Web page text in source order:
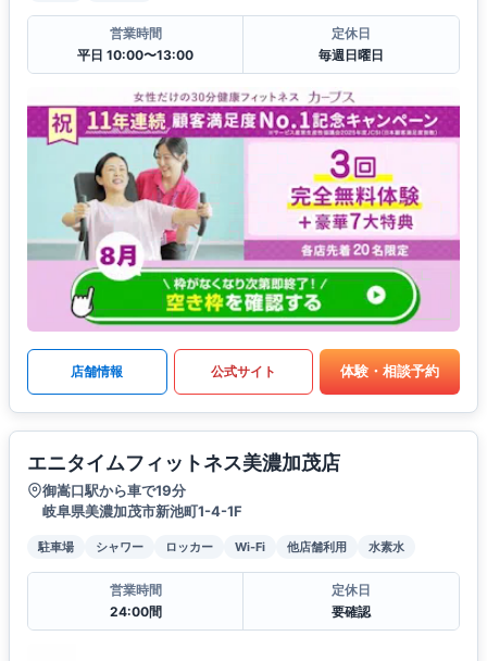
営業時間
平日 10:00〜13:00
定休日
毎週日曜日
店舗情報 公式サイト 体験・相談予約
エニタイムフィットネス美濃加茂店
御嵩口駅から車で19分
岐阜県美濃加茂市新池町1-4-1F
駐車場 シャワー ロッカー Wi-Fi 他店舗利用 水素水
営業時間
24:00間
定休日
要確認